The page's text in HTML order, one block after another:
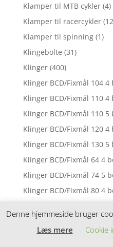
Klamper til MTB cykler (4)
Klamper til racercykler
Klamper til spinning (1)
Klingebolte (31)
Klinger (400)
Klinger BCD/Fixmål 104 4
Klinger BCD/Fixmål 110 4
Klinger BCD/Fixmål 110 5
Klinger BCD/Fixmål 120 4
Klinger BCD/Fixmål 130 5
Klinger BCD/Fixmål 64 4
Klinger BCD/Fixmål 74 5
Klinger BCD/Fixmål 80 4
Klinger BCD/Fixmål 92 5
Klinger BCD/Fixmål 94 4
Denne hjemmeside bruger
Læs mere
Cookie